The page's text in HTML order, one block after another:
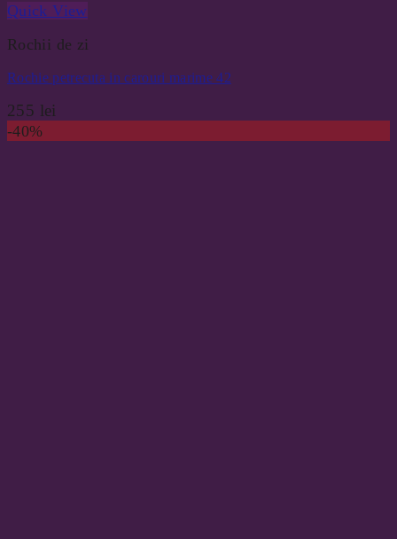
Quick View
Rochii de zi
Rochie petrecuta in carouri marime 42
255 lei
-40%